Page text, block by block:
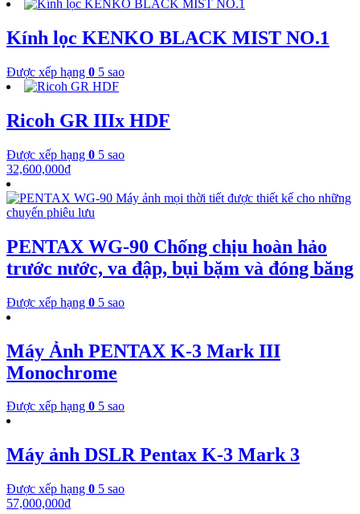
Kính lọc KENKO BLACK MIST NO.1
Được xếp hạng 0 5 sao
Ricoh GR IIIx HDF
Được xếp hạng 0 5 sao
32,600,000₫
PENTAX WG-90 Chống chịu hoàn hảo
trước nước, va đập, bụi bặm và đóng băng
Được xếp hạng 0 5 sao
Máy Ảnh PENTAX K-3 Mark III
Monochrome
Được xếp hạng 0 5 sao
Máy ảnh DSLR Pentax K-3 Mark 3
Được xếp hạng 0 5 sao
57,000,000₫